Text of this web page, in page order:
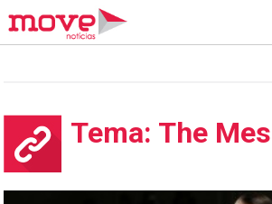
Tema: The